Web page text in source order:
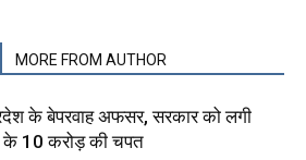
MORE FROM AUTHOR
के बेपरवाह अफसर, सरकार को लगी
के 10 करोड़ की चपत